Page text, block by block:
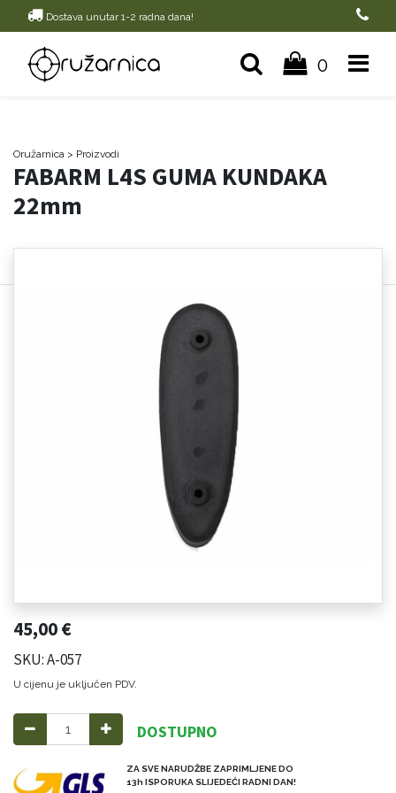
Dostava unutar 1-2 radna dana!
0
Oružarnica > Proizvodi
FABARM L4S GUMA KUNDAKA
22mm
45,00€
SKU: A-057
U cijenu je uključen PDV.
DOSTUPNO
ZA SVE NARUDŽBE ZAPRIMLJENE DO
13h ISPORUKA SLIJEDEĆI RADNI DAN!